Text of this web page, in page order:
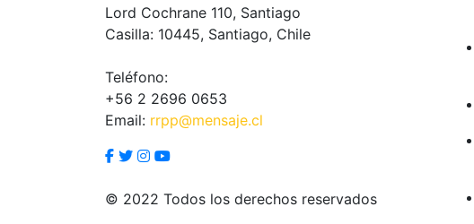
Lord Cochrane 110, Santiago
Casilla: 10445, Santiago, Chile
Teléfono:
+56 2 2696 0653
Email: rrpp@mensaje.cl
© 2022 Todos los derechos reservados